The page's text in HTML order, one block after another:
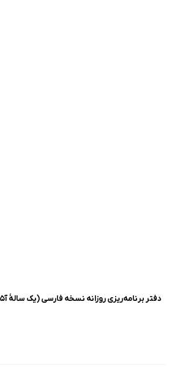
دفتر برنامه‌ریزی‌ روزانه نسخه فارسی (یک سالهٔ آ۵)